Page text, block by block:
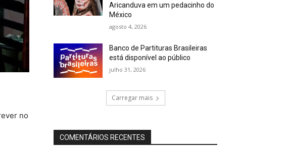
no
Aricanduva em um pedacinho do
México
agosto 4, 2026
Banco de Partituras Brasileiras
está disponível ao público
julho 31, 2026
Carregar mais
COMENTÁRIOS RECENTES